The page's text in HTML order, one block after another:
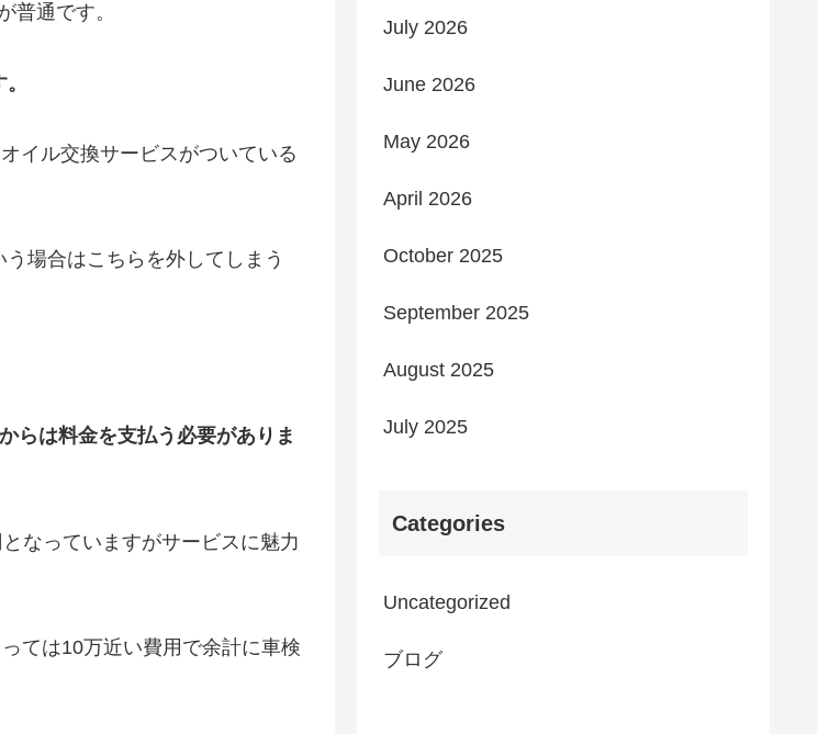
普通です。
イル交換サービスがついている
場合はこちらを外してしまう
らは料金を支払う必要がありま
なっていますがサービスに魅力
ては10万近い費用で余計に車検
July 2026
June 2026
May 2026
April 2026
October 2025
September 2025
August 2025
July 2025
Categories
Uncategorized
ブログ